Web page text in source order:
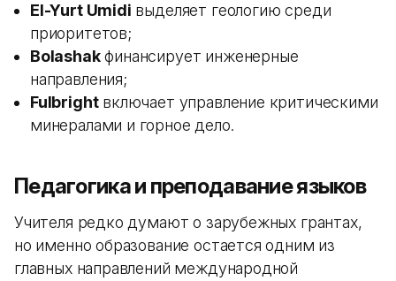
El-Yurt Umidi выделяет геологию среди
приоритетов;
Bolashakфинансирует инженерные
направления;
Fulbrightвключает управление критическими
минералами и горное дело.
Педагогика и преподавание языков
Учителя редко думают о зарубежных грантах,
но именно образование остается одним из
главных направлений международной